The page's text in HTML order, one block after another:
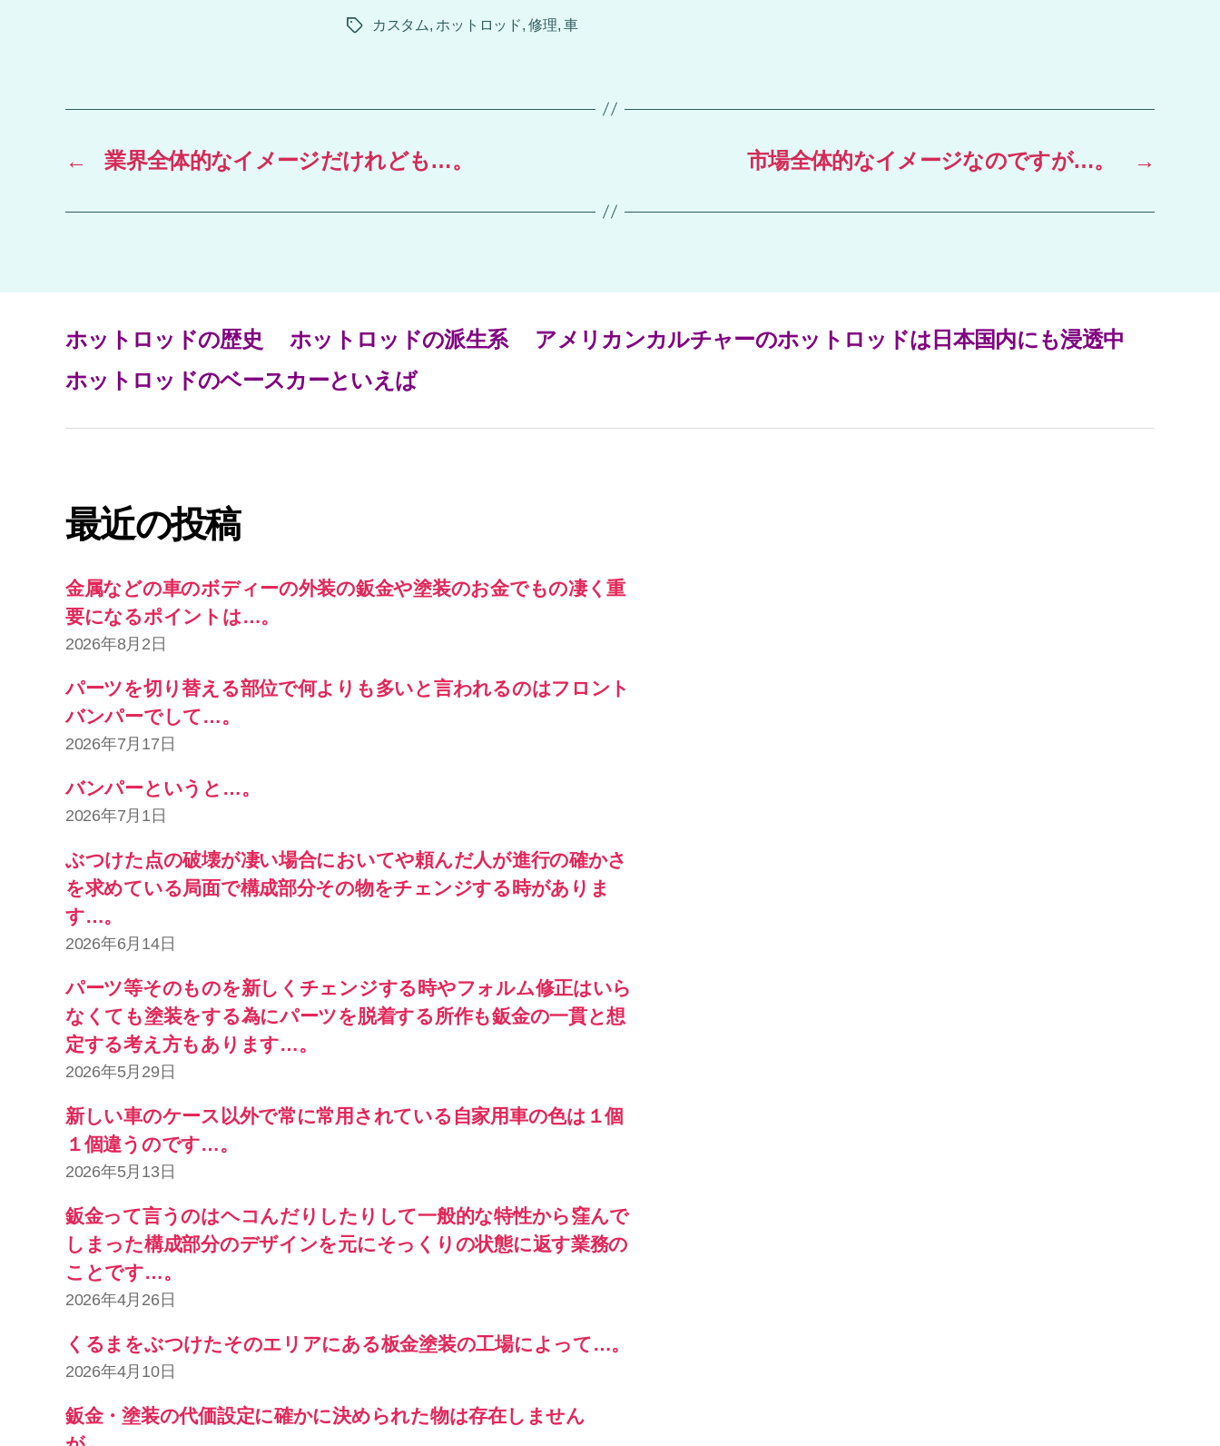
タ
カスタム, ホットロッド,修理,車
← 業界全体的なイメージだけれども…。 →
市場全体的なイメージなのですが…。
ホットロッドの歴史 ホットロッドの派生系
アメリカンカルチャーのホットロッドは日本国内にも浸透中
ホットロッドのベースカーといえば
最近の投稿
金属などの車のボディーの外装の鈑金や塗装のお金でもの凄く重
要になるポイントは…。
2026年8月2日
パーツを切り替える部位で何よりも多いと言われるのはフロント
バンパーでして…。
2026年7月17日
バンパーというと…。
2026年7月1日
ぶつけた点の破壊が凄い場合においてや頼んだ人が進行の確かさ
を求めている局面で構成部分その物をチェンジする時がありま
す…。
2026年6月14日
パーツ等そのものを新しくチェンジする時やフォルム修正はいら
なくても塗装をする為にパーツを脱着する所作も鈑金の一貫と想
定する考え方もあります…。
2026年5月29日
新しい車のケース以外で常に常用されている自家用車の色は１個
１個違うのです…。
2026年5月13日
鈑金って言うのはヘコんだりしたりして一般的な特性から窪んで
しまった構成部分のデザインを元にそっくりの状態に返す業務の
ことです…。
2026年4月26日
くるまをぶつけたそのエリアにある板金塗装の工場によって…。
2026年4月10日
鈑金・塗装の代価設定に確かに決められた物は存在しません